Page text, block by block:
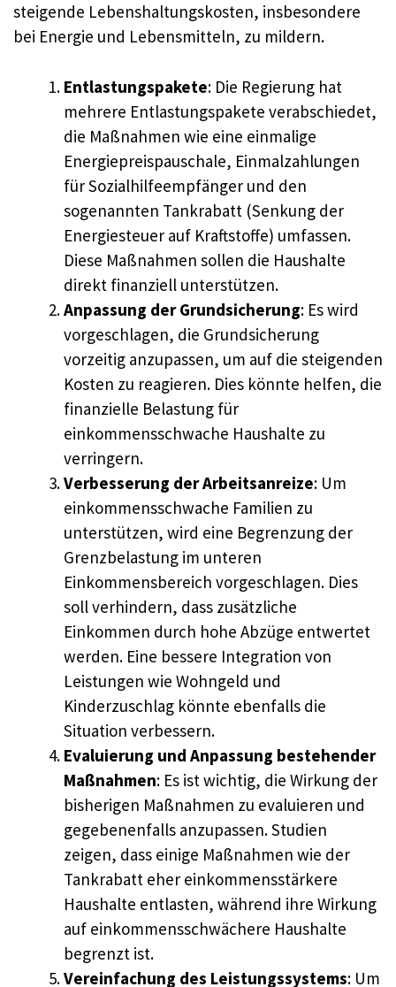
steigende Lebenshaltungskosten, insbesondere
bei Energie und Lebensmitteln, zu mildern.
Entlastungspakete: Die Regierung hat
mehrere Entlastungspakete verabschiedet,
die Maßnahmen wie eine einmalige
Energiepreispauschale, Einmalzahlungen
für Sozialhilfeempfänger und den
sogenannten Tankrabatt (Senkung der
Energiesteuer auf Kraftstoffe) umfassen.
Diese Maßnahmen sollen die Haushalte
direkt finanziell unterstützen.
Anpassung der Grundsicherung: Es wird
vorgeschlagen, die Grundsicherung
vorzeitig anzupassen, um auf die steigenden
Kosten zu reagieren. Dies könnte helfen, die
finanzielle Belastung für
einkommensschwache Haushalte zu
verringern.
Verbesserung der Arbeitsanreize: Um
einkommensschwache Familien zu
unterstützen, wird eine Begrenzung der
Grenzbelastung im unteren
Einkommensbereich vorgeschlagen. Dies
soll verhindern, dass zusätzliche
Einkommen durch hohe Abzüge entwertet
werden. Eine bessere Integration von
Leistungen wie Wohngeld und
Kinderzuschlag könnte ebenfalls die
Situation verbessern.
Evaluierung und Anpassung bestehender
Maßnahmen: Es ist wichtig, die Wirkung der
bisherigen Maßnahmen zu evaluieren und
gegebenenfalls anzupassen. Studien
zeigen, dass einige Maßnahmen wie der
Tankrabatt eher einkommensstärkere
Haushalte entlasten, während ihre Wirkung
auf einkommensschwächere Haushalte
begrenzt ist.
Vereinfachung des Leistungssystems: Um